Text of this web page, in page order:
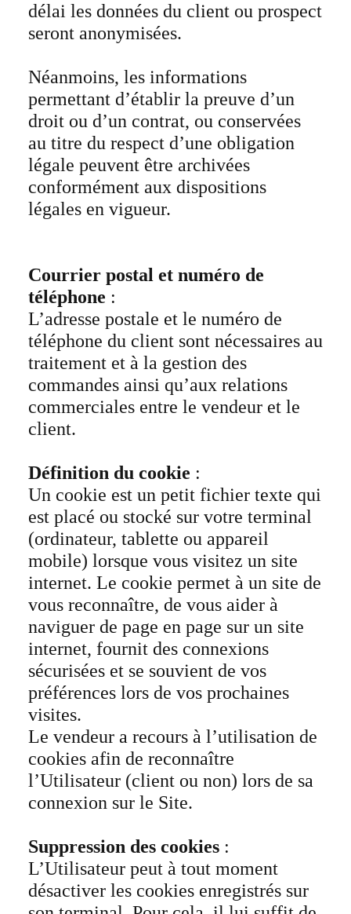
délai les données du client ou prospect
seront anonymisées.
Néanmoins, les informations
permettant d’établir la preuve d’un
droit ou d’un contrat, ou conservées
au titre du respect d’une obligation
légale peuvent être archivées
conformément aux dispositions
légales en vigueur.
Courrier postal et numéro de
téléphone :
L’adresse postale et le numéro de
téléphone du client sont nécessaires au
traitement et à la gestion des
commandes ainsi qu’aux relations
commerciales entre le vendeur et le
client.
Définition du cookie :
Un cookie est un petit fichier texte qui
est placé ou stocké sur votre terminal
(ordinateur, tablette ou appareil
mobile) lorsque vous visitez un site
internet. Le cookie permet à un site de
vous reconnaître, de vous aider à
naviguer de page en page sur un site
internet, fournit des connexions
sécurisées et se souvient de vos
préférences lors de vos prochaines
visites.
Le vendeur a recours à l’utilisation de
cookies afin de reconnaître
l’Utilisateur (client ou non) lors de sa
connexion sur le Site.
Suppression des cookies :
L’Utilisateur peut à tout moment
désactiver les cookies enregistrés sur